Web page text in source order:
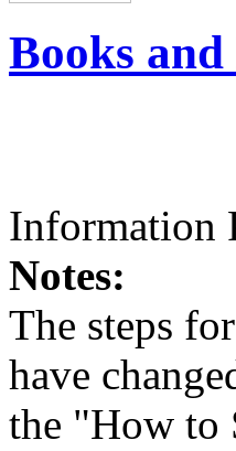
Books
Information
Notes:
The steps
have
the "How to